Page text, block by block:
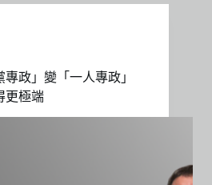
專政」變「一人專政」
更極端